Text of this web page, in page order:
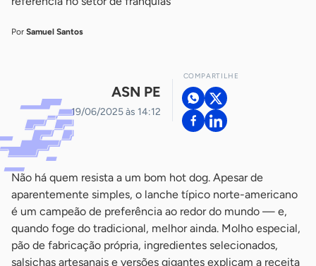
Por Samuel Santos
ASN PE
19/06/2025 às 14:12
COMPARTILHE
Não há quem resista a um bom hot dog. Apesar de
aparentemente simples, o lanche típico norte-americano
é um campeão de preferência ao redor do mundo — e,
quando foge do tradicional, melhor ainda. Molho especial,
pão de fabricação própria, ingredientes selecionados,
salsichas artesanais e versões gigantes explicam a receita